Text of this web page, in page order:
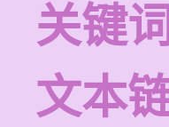
关键词
文本